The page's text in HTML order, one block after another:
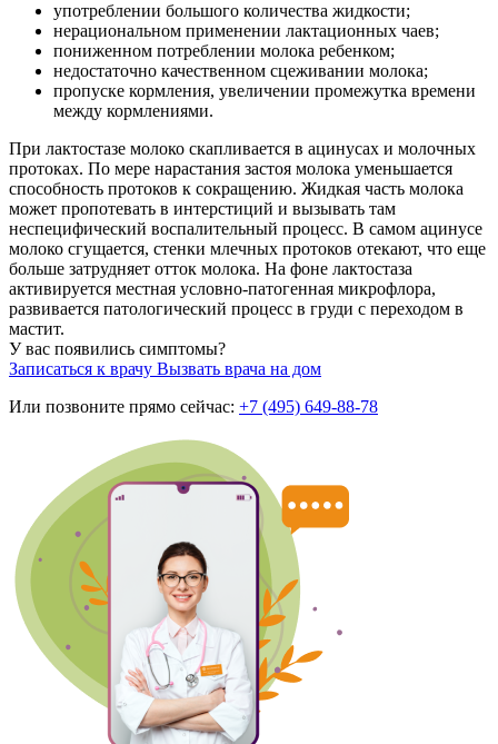
употреблении большого количества жидкости;
нерациональном применении лактационных чаев;
пониженном потреблении молока ребенком;
недостаточно качественном сцеживании молока;
пропуске кормления, увеличении промежутка времени
между кормлениями.
При лактостазе молоко скапливается в ацинусах и молочных
протоках. По мере нарастания застоя молока уменьшается
способность протоков к сокращению. Жидкая часть молока
может пропотевать в интерстиций и вызывать там
неспецифический воспалительный процесс. В самом ацинусе
молоко сгущается, стенки млечных протоков отекают, что еще
больше затрудняет отток молока. На фоне лактостаза
активируется местная условно-патогенная микрофлора,
развивается патологический процесс в груди с переходом в
мастит.
У вас появились симптомы?
Записаться к врачу Вызвать врача на дом
Или позвоните прямо сейчас: +7 (495) 649-88-78